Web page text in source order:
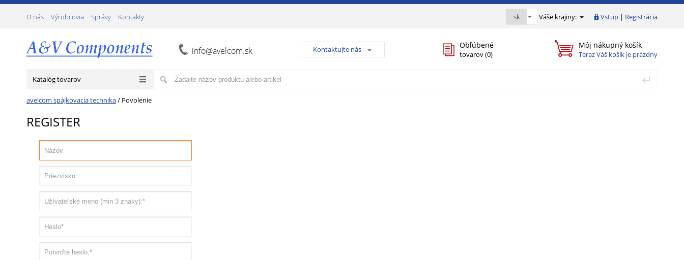
Váše krajiny: Vstup | Registrácia
О nás Výrobcovia Správy Kontakty
info@avelcom.sk Kontaktujte nás Obľúbené
tovarov (0)
Môj nákupný košík
Teraz Váš košík je prázdny
Katalóg tovarov
avelcom spájkovacia technika/ Povolenie
REGISTER